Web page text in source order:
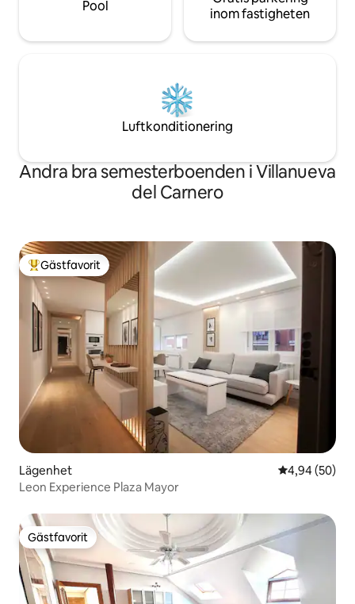
Pool
inom fastigheten
Luftkonditionering
Andra bra semesterboenden i Villanueva
del Carnero
Populär gästfavorit
Gästfavorit
Lägenhet 4,94 av 5 i
4,94 (50)
Leon Experience Plaza Mayor
Gästfavorit
Gästfavorit